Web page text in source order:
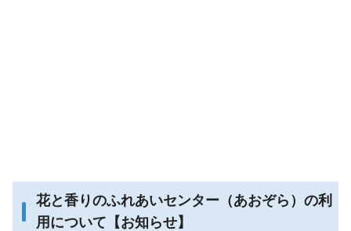
花と香りのふれあいセンター（あおぞら）の利
用について【お知らせ】